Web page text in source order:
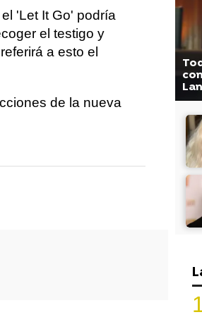
'Let It Go' podría
el testigo y
a esto el
de la nueva